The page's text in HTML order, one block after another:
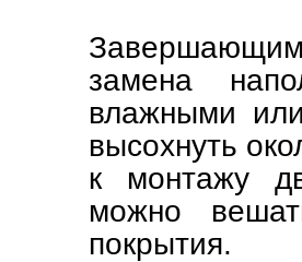
замена
влажными
высохнуть
к монтажу
можно
покрытия.